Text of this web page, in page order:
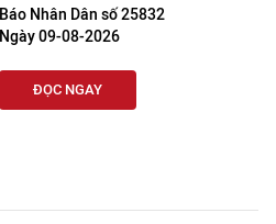
Báo Nhân Dân số 25832
Ngày 09-08-2026
ĐỌC NGAY